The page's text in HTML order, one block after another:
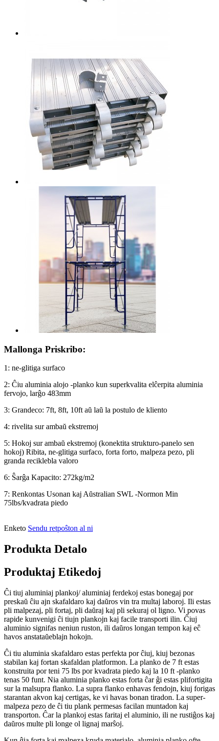
Mallonga Priskribo:
1: ne-glitiga surfaco
2: Ĉiu aluminia alojo -planko kun superkvalita elĉerpita aluminia
fervojo, larĝo 483mm
3: Grandeco: 7ft, 8ft, 10ft aŭ laŭ la postulo de kliento
4: rivelita sur ambaŭ ekstremoj
5: Hokoj sur ambaŭ ekstremoj (konektita strukturo-panelo sen
hokoj) Ribita, ne-glitiga surfaco, forta forto, malpeza pezo, pli
granda reciklebla valoro
6: Ŝarĝa Kapacito: 272kg/m2
7: Renkontas Usonan kaj Aŭstralian SWL -Normon Min
75lbs/kvadrata piedo
Enketo Sendu retpoŝton al ni
Produkta Detalo
Produktaj Etikedoj
Ĉi tiuj aluminiaj plankoj/ aluminiaj ferdekoj estas bonegaj por
preskaŭ ĉiu ajn skafaldaro kaj daŭros vin tra multaj laboroj. Ili estas
pli malpezaj, pli fortaj, pli daŭraj kaj pli sekuraj ol ligno. Vi povas
rapide kunvenigi ĉi tiujn plankojn kaj facile transporti ilin. Ĉiuj
aluminio signifas neniun ruston, ili daŭros longan tempon kaj eĉ
havos anstataŭeblajn hokojn.
Ĉi tiu aluminia skafaldaro estas perfekta por ĉiuj, kiuj bezonas
stabilan kaj fortan skafaldan platformon. La planko de 7 ft estas
konstruita por teni 75 lbs por kvadrata piedo kaj la 10 ft -planko
tenas 50 funt. Nia aluminia planko estas forta ĉar ĝi estas plifortigita
sur la malsupra flanko. La supra flanko enhavas fendojn, kiuj forigas
starantan akvon kaj certigas, ke vi havas bonan tiradon. La super-
malpeza pezo de ĉi tiu plank permesas facilan muntadon kaj
transporton. Ĉar la plankoj estas faritaj el aluminio, ili ne rustiĝos kaj
daŭros multe pli longe ol lignaj marŝoj.